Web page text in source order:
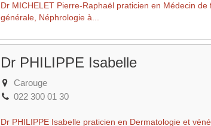
Dr MICHELET Pierre-Raphaël praticien en Médecin
générale, Néphrologie à...
Dr PHILIPPE Isabelle
Carouge
022 300 01 30
Dr PHILIPPE Isabelle praticien en Dermatologie et